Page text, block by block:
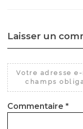
Laisser un
Votre adresse
champs
Commentaire *